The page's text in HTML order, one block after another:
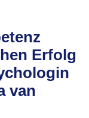
Erfolg
van